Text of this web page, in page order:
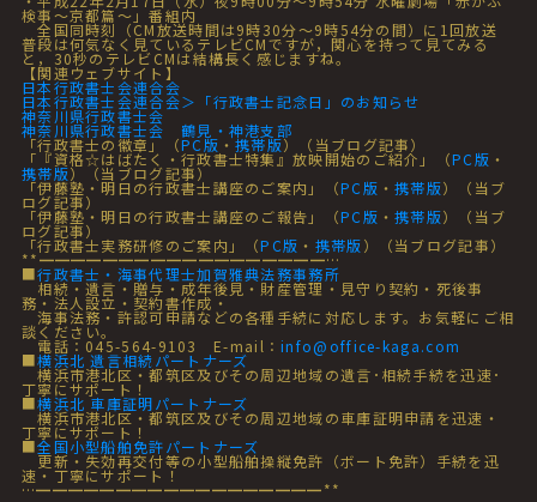
検事～京都篇～」番組内
全国同時刻（CM放送時間は9時30分～9時54分の間）に1回放送
普段は何気なく見ているテレビCMですが，関心を持って見てみる
と，30秒のテレビCMは結構長く感じますね。
【関連ウェブサイト】
日本行政書士会連合会
日本行政書士会連合会＞「行政書士記念日」のお知らせ
神奈川県行政書士会
神奈川県行政書士会 鶴見・神港支部
「行政書士の徽章」（PC版 ・携帯版）（当ブログ記事）
「『資格☆はばたく・行政書士特集』放映開始のご紹介」（PC版 ・
携帯版）（当ブログ記事）
「伊藤塾・明日の行政書士講座のご案内」（PC版 ・携帯版）（当ブ
ログ記事）
「伊藤塾・明日の行政書士講座のご報告」（PC版 ・携帯版）（当ブ
ログ記事）
「行政書士実務研修のご案内」（PC版 ・ 携帯版）（当ブログ記事）
**━━━━━━━━━━━━━━━━━━…
■行政書士・海事代理士加賀雅典法務事務所
相続・遺言・贈与・成年後見・財産管理・見守り契約・死後事
務・法人設立・契約書作成・
海事法務・許認可申請などの各種手続に対応します。お気軽にご相
談ください。
電話：045-564-9103 E-mail：info@office-kaga.com
■横浜北 遺言相続パートナーズ
横浜市港北区・都筑区及びその周辺地域の遺言･相続手続を迅速･
丁寧にサポート！
■横浜北 車庫証明パートナーズ
横浜市港北区・都筑区及びその周辺地域の車庫証明申請を迅速・
丁寧にサポート！
■全国小型船舶免許パートナーズ
更新・失効再交付等の小型船舶操縦免許（ボート免許）手続を迅
速・丁寧にサポート！
…━━━━━━━━━━━━━━━━━━**